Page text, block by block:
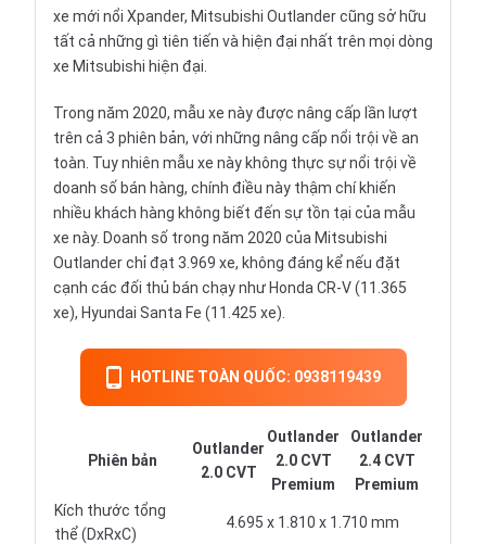
xe mới nổi Xpander, Mitsubishi Outlander cũng sở hữu
tất cả những gì tiên tiến và hiện đại nhất trên mọi dòng
xe Mitsubishi hiện đại.
Trong năm 2020, mẫu xe này được nâng cấp lần lượt
trên cả 3 phiên bản, với những nâng cấp nổi trội về an
toàn. Tuy nhiên mẫu xe này không thực sự nổi trội về
doanh số bán hàng, chính điều này thậm chí khiến
nhiều khách hàng không biết đến sự tồn tại của mẫu
xe này. Doanh số trong năm 2020 của Mitsubishi
Outlander chỉ đạt 3.969 xe, không đáng kể nếu đặt
cạnh các đối thủ bán chạy như Honda CR-V (11.365
xe), Hyundai Santa Fe (11.425 xe).
HOTLINE TOÀN QUỐC: 0938119439
Phiên bản
Outlander
2.0 CVT
Outlander
2.0 CVT
Premium
Outlander
2.4 CVT
Premium
Kích thước tổng
thể (DxRxC)
4.695 x 1.810 x 1.710 mm